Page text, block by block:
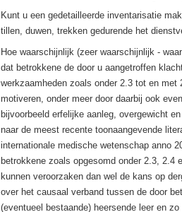
Kunt u een gedetailleerde inventarisatie
tillen, duwen, trekken gedurende het
Hoe waarschijnlijk (zeer waarschijnlijk -
dat betrokkene de door u aangetroffen
werkzaamheden zoals onder 2.3 tot en
motiveren, onder meer door daarbij ook
bijvoorbeeld erfelijke aanleg, overgewicht
naar de meest recente toonaangevende
internationale medische wetenschap anno
betrokkene zoals opgesomd onder 2.3, 2.4
kunnen veroorzaken dan wel de kans op
over het causaal verband tussen de door
(eventueel bestaande) heersende leer en